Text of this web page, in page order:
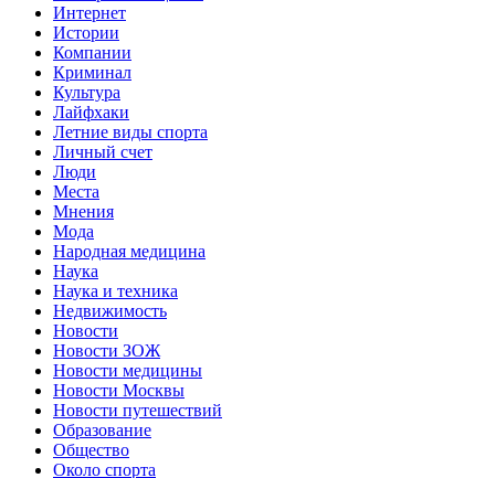
Интернет
Истории
Компании
Криминал
Культура
Лайфхаки
Летние виды спорта
Личный счет
Люди
Места
Мнения
Мода
Народная медицина
Наука
Наука и техника
Недвижимость
Новости
Новости ЗОЖ
Новости медицины
Новости Москвы
Новости путешествий
Образование
Общество
Около спорта